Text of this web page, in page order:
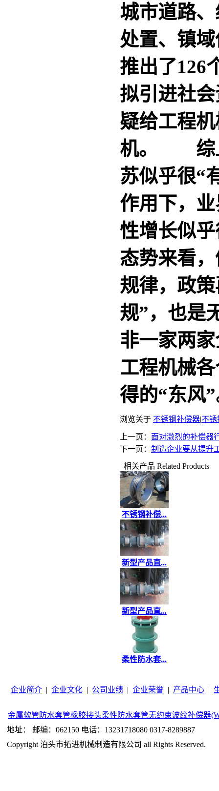
城市道路
处置、镇
推出了126
拟引进社
疑给工程
机。 综上
苏似乎很“
作用下，
性增长似
态势来看
规律，政
规”，也是
非一家两
工程机械
得的“东风
浏览关于 不锈钢补偿器|不锈
上一页： 面对激烈的补偿器
下一页： 制造企业要从提升
相关产品 Related Products
不锈钢补偿...
新型产品直...
新型产品直...
柔性防水套...
企业简介 | 企业文化 | 公司业绩 | 企业荣誉 | 产品中心 |
金属软管 防水套管橡胶接头柔性防水套管无约束波纹补偿器
地址： 邮编：062150 电话：13231718080 0317-8289887
Copyright 泊头市拓进机械制造有限公司 all Rights Reserved.